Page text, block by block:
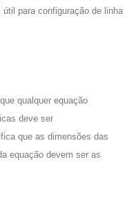
para configuração de linha
qualquer equação
deve ser
que as dimensões das
equação devem ser as